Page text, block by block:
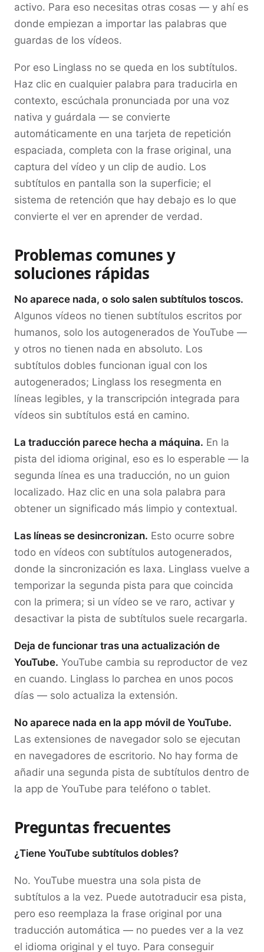
activo. Para eso necesitas otras cosas — y ahí es
donde empiezan a importar las palabras que
guardas de los vídeos.
Por eso Linglass no se queda en los subtítulos.
Haz clic en cualquier palabra para traducirla en
contexto, escúchala pronunciada por una voz
nativa y guárdala — se convierte
automáticamente en una tarjeta de repetición
espaciada, completa con la frase original, una
captura del vídeo y un clip de audio. Los
subtítulos en pantalla son la superficie; el
sistema de retención que hay debajo es lo que
convierte el ver en aprender de verdad.
Problemas comunes y
soluciones rápidas
No aparece nada, o solo salen subtítulos toscos.
Algunos vídeos no tienen subtítulos escritos por
humanos, solo los autogenerados de YouTube —
y otros no tienen nada en absoluto. Los
subtítulos dobles funcionan igual con los
autogenerados; Linglass los resegmenta en
líneas legibles, y la transcripción integrada para
vídeos sin subtítulos está en camino.
La traducción parece hecha a máquina. En la
pista del idioma original, eso es lo esperable — la
segunda línea es una traducción, no un guion
localizado. Haz clic en una sola palabra para
obtener un significado más limpio y contextual.
Las líneas se desincronizan. Esto ocurre sobre
todo en vídeos con subtítulos autogenerados,
donde la sincronización es laxa. Linglass vuelve a
temporizar la segunda pista para que coincida
con la primera; si un vídeo se ve raro, activar y
desactivar la pista de subtítulos suele recargarla.
Deja de funcionar tras una actualización de
YouTube. YouTube cambia su reproductor de vez
en cuando. Linglass lo parchea en unos pocos
días — solo actualiza la extensión.
No aparece nada en la app móvil de YouTube.
Las extensiones de navegador solo se ejecutan
en navegadores de escritorio. No hay forma de
añadir una segunda pista de subtítulos dentro de
la app de YouTube para teléfono o tablet.
Preguntas frecuentes
¿Tiene YouTube subtítulos dobles?
No. YouTube muestra una sola pista de
subtítulos a la vez. Puede autotraducir esa pista,
pero eso reemplaza la frase original por una
traducción automática — no puedes ver a la vez
el idioma original y el tuyo. Para conseguir